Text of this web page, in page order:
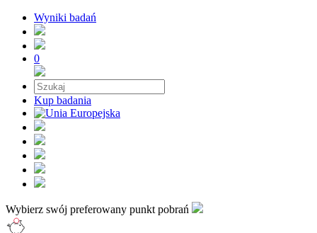
Wyniki badań
0
Kup badania
Wybierz swój preferowany punkt pobrań